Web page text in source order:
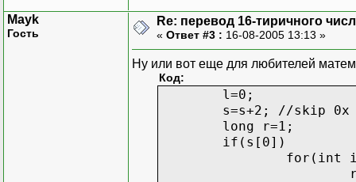
Mayk
Гость
Re: перевод 16-тиричного
« Ответ #3 : 16-08-2005 13:13 »
Ну или вот еще для любителей
Код:
l=0;
s=s+2; //skip 0x
long r=1;
if(s[0])
for(int